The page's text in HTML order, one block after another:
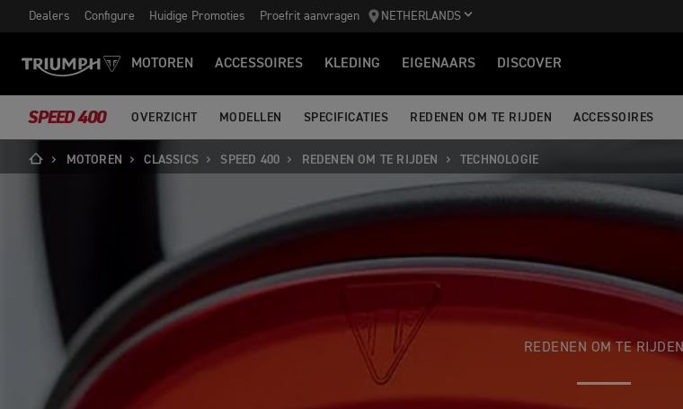
Dealers Configure Huidige Promoties Proefrit aanvragen NETHERLANDS
MOTOREN ACCESSOIRES KLEDING EIGENAARS DISCOVER
SPEED 400 OVERZICHT MODELLEN SPECIFICATIES REDENEN OM TE RIJDEN ACCESSOIRES
MOTOREN CLASSICS SPEED 400 REDENEN OM TE RIJDEN TECHNOLOGIE
REDENEN OM TE RIJDEN